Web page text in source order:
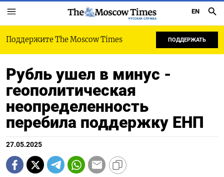
РУССКАЯ СЛУЖБА
EN
Поддержите The Moscow Times ПОДДЕРЖАТЬ
Рубль ушел в минус -
геополитическая
неопределенность
перебила поддержку ЕНП
27.05.2025